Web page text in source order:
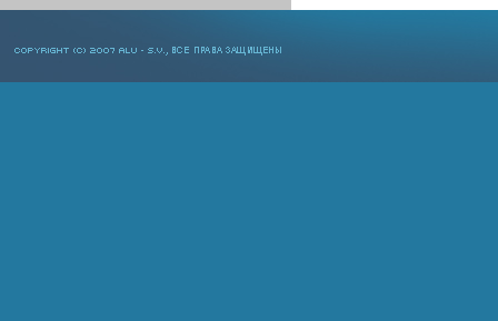
COPYRIGHT © 2007 ALU-SV, ВСЕ ПРАВА ЗАЩИЩЕНЫ